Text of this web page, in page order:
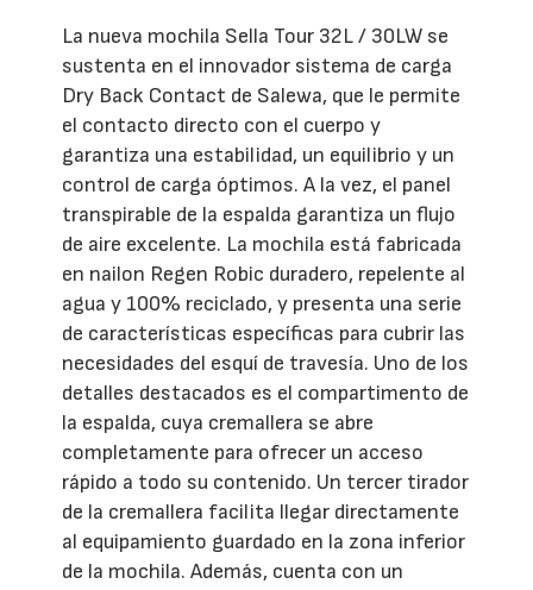
La nueva mochila Sella Tour 32L / 30LW se
sustenta en el innovador sistema de carga
Dry Back Contact de Salewa, que le permite
el contacto directo con el cuerpo y
garantiza una estabilidad, un equilibrio y un
control de carga óptimos. A la vez, el panel
transpirable de la espalda garantiza un flujo
de aire excelente. La mochila está fabricada
en nailon Regen Robic duradero, repelente al
agua y 100% reciclado, y presenta una serie
de características específicas para cubrir las
necesidades del esquí de travesía. Uno de los
detalles destacados es el compartimento de
la espalda, cuya cremallera se abre
completamente para ofrecer un acceso
rápido a todo su contenido. Un tercer tirador
de la cremallera facilita llegar directamente
al equipamiento guardado en la zona inferior
de la mochila. Además, cuenta con un